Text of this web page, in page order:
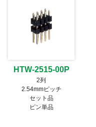
会社情報
HTW-2515-00P
2列
2.54mmピッチ
セット品
ピン単品